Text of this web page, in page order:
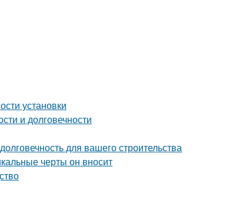
установки
и долговечности
для вашего строительства
черты он вносит